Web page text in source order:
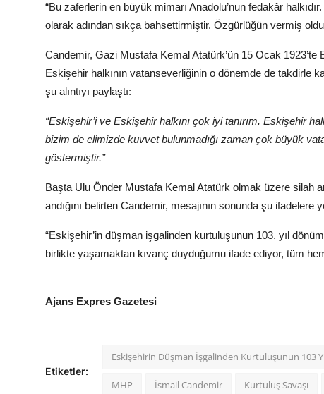
“Bu zaferlerin en büyük mimarı Anadolu’nun fedakâr
olarak adından sıkça bahsettirmiştir. Özgürlüğün vermiş
Candemir, Gazi Mustafa Kemal Atatürk’ün 15 Ocak 1923’te
Eskişehir halkının vatanseverliğinin o dönemde de takdirle
şu alıntıyı paylaştı:
“Eskişehir’i ve Eskişehir halkını çok iyi tanırım. Eskişehir
bizim de elimizde kuvvet bulunmadığı zaman çok büyük
göstermiştir.”
Başta Ulu Önder Mustafa Kemal Atatürk olmak üzere silah
andığını belirten Candemir, mesajının sonunda şu ifadelere
“Eskişehir’in düşman işgalinden kurtuluşunun 103. yıl
birlikte yaşamaktan kıvanç duyduğumu ifade ediyor, tüm
Ajans Expres Gazetesi
Etiketler:
Eskişehirin Düşman İşgalinden Kurtuluşunun 103
MHP İsmail Candemir Kurtuluş Savaşı